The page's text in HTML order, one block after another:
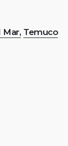
Mar, Temuco